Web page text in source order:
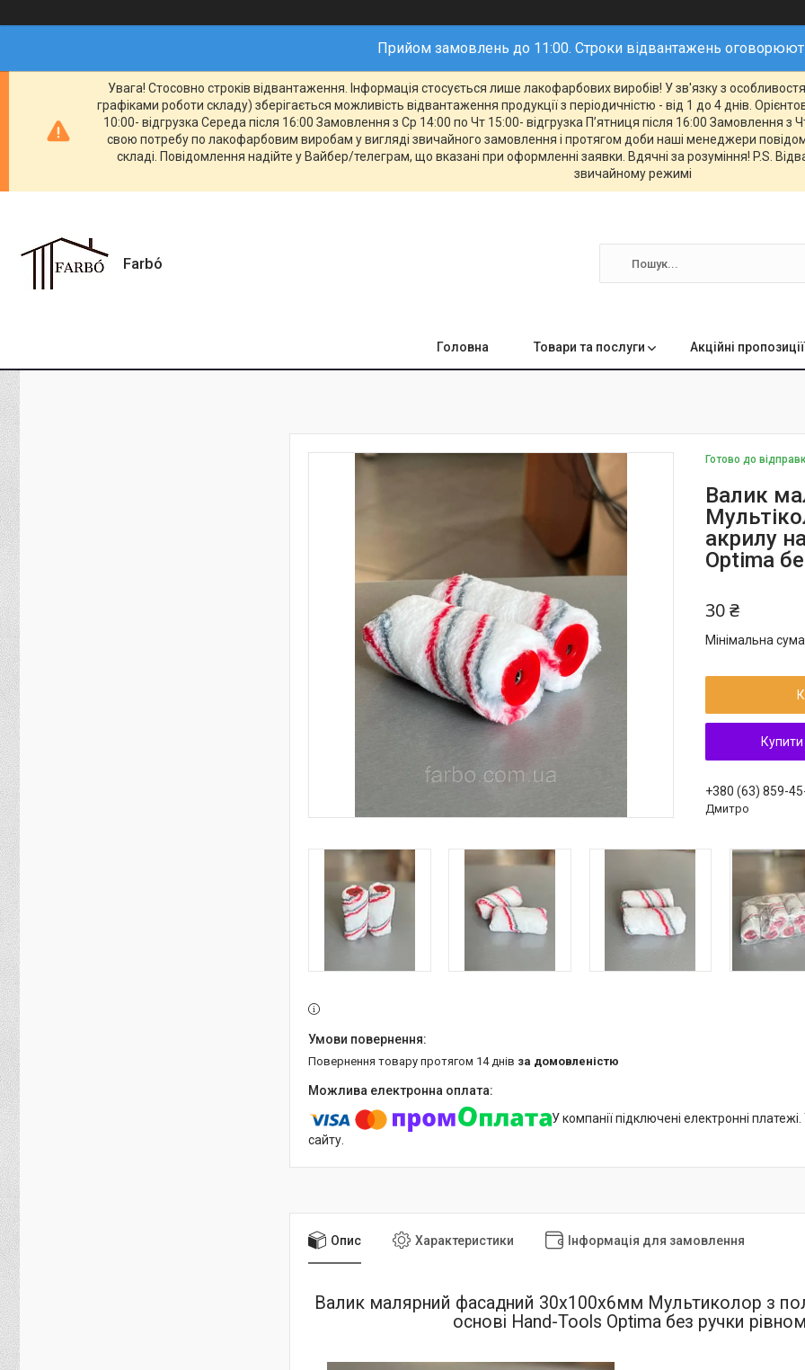
Прийом замовлень до 11:00. Строки відвантажень
Увага! Стосовно строків відвантаження. Інформація стосується лише лакофарбових виробів! У зв'язку з
графіками роботи складу) зберігається можливість відвантаження продукції з періодичністю - від 1 до 4 днів.
10:00- відгрузка Середа після 16:00 Замовлення з Ср 14:00 по Чт 15:00- відгрузка П’ятниця після 16:00 Замовлення з
свою потребу по лакофарбовим виробам у вигляді звичайного замовлення і протягом доби наші менеджери
складі. Повідомлення надійте у Вайбер/телеграм, що вказані при оформленні заявки. Вдячні за розуміння! P.S.
звичайному режимі
Farbо́
Головна Товари та послуги Акційні пропозиції
Готово до
Валик
акрилу
Optima
30 ₴
Мінімальна
Купити
+380 (63) 859-
Дмитро
повернення товару протягом 14 днів за домовленістю
У компанії підключені електронні
сайту.
Опис Характеристики Інформація для замовлення
Валик малярний фасадний 30х100х6мм Мультиколор з
основі Hand-Tools Optima без ручки